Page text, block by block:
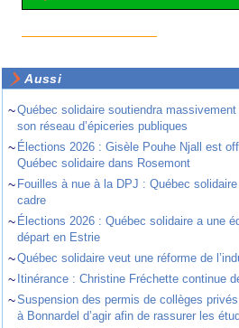
Aussi
~Québec solidaire soutiendra
son réseau d’épiceries publiques
~ Élections 2026 : Gisèle Pouhe Njall est
Québec solidaire dans Rosemont
~ Fouilles à nue à la DPJ : Québec
cadre
~ Élections 2026 : Québec solidaire a une
départ en Estrie
~Québec solidaire veut une réforme de
~ Itinérance : Christine Fréchette continue
~Suspension des permis de collèges
à Bonnardel d’agir afin de rassurer les